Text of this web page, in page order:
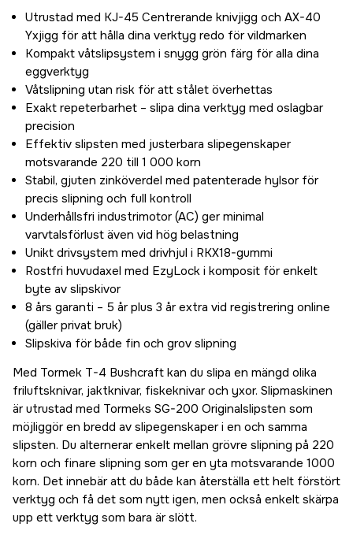
Utrustad med KJ-45 Centrerande knivjigg och AX-40
Yxjigg för att hålla dina verktyg redo för vildmarken
Kompakt våtslipsystem i snygg grön färg för alla dina
eggverktyg
Våtslipning utan risk för att stålet överhettas
Exakt repeterbarhet – slipa dina verktyg med oslagbar
precision
Effektiv slipsten med justerbara slipegenskaper
motsvarande 220 till 1 000 korn
Stabil, gjuten zinköverdel med patenterade hylsor för
precis slipning och full kontroll
Underhållsfri industrimotor (AC) ger minimal
varvtalsförlust även vid hög belastning
Unikt drivsystem med drivhjul i RKX18-gummi
Rostfri huvudaxel med EzyLock i komposit för enkelt
byte av slipskivor
8 års garanti – 5 år plus 3 år extra vid registrering online
(gäller privat bruk)
Slipskiva för både fin och grov slipning
Med Tormek T-4 Bushcraft kan du slipa en mängd olika
friluftsknivar, jaktknivar, fiskeknivar och yxor. Slipmaskinen
är utrustad med Tormeks SG-200 Originalslipsten som
möjliggör en bredd av slipegenskaper i en och samma
slipsten. Du alternerar enkelt mellan grövre slipning på 220
korn och finare slipning som ger en yta motsvarande 1000
korn. Det innebär att du både kan återställa ett helt förstört
verktyg och få det som nytt igen, men också enkelt skärpa
upp ett verktyg som bara är slött.